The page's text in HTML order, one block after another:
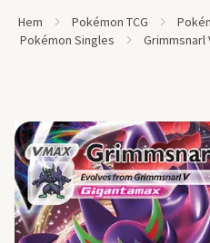
Hem Pokémon TCG
Pokémon Singles
Grimmsnarl